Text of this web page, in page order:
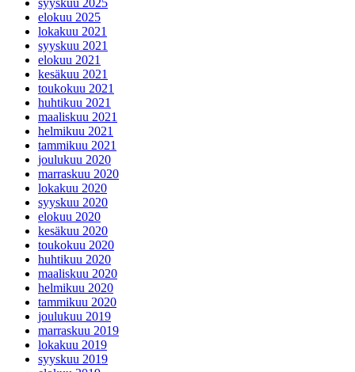
syyskuu 2025
elokuu 2025
lokakuu 2021
syyskuu 2021
elokuu 2021
kesäkuu 2021
toukokuu 2021
huhtikuu 2021
maaliskuu 2021
helmikuu 2021
tammikuu 2021
joulukuu 2020
marraskuu 2020
lokakuu 2020
syyskuu 2020
elokuu 2020
kesäkuu 2020
toukokuu 2020
huhtikuu 2020
maaliskuu 2020
helmikuu 2020
tammikuu 2020
joulukuu 2019
marraskuu 2019
lokakuu 2019
syyskuu 2019